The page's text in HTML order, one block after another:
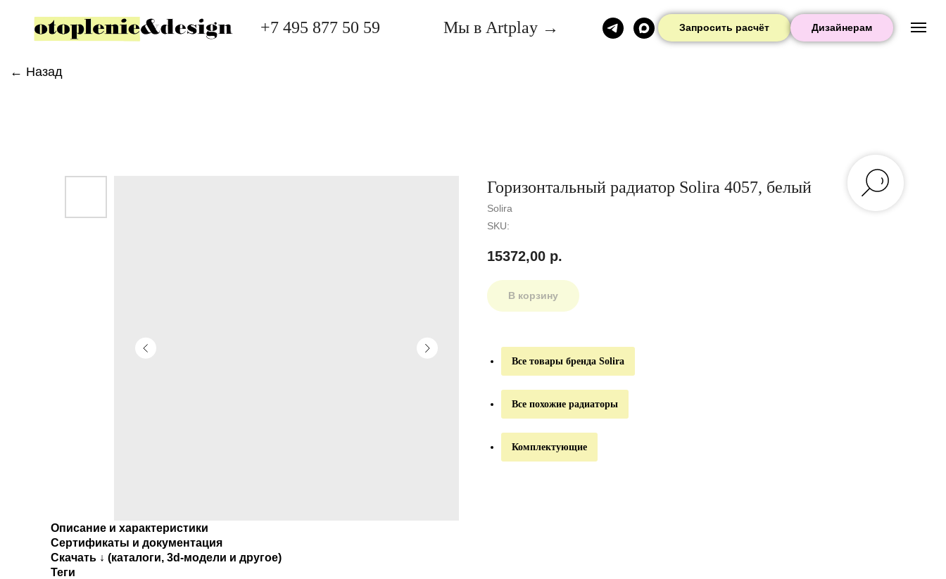
+7 495 877 50 59 Мы в Artplay → Запросить расчёт Дизайнерам
← Назад
Горизонтальный радиатор Solira 4057, белый
Solira
SKU:
15372,00 р.
В корзину
Все товары бренда Solira
Все похожие радиаторы
Комплектующие
Описание и характеристики
Сертификаты и документация
Скачать ↓ (каталоги, 3d-модели и другое)
Теги